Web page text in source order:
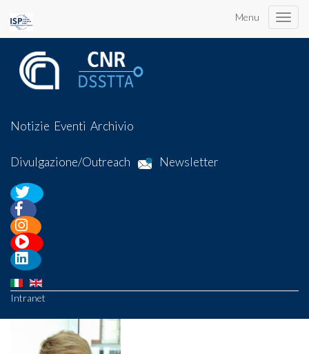
Menu
Toggle
Notizie Eventi Archivio
Divulgazione/Outreach Newsletter
Intranet